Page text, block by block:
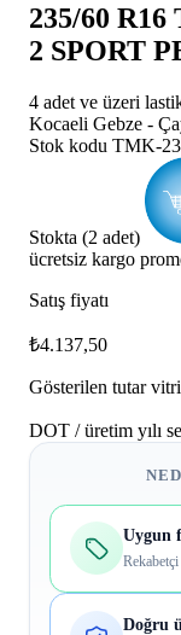
235/60
2 SPORT
4 adet ve üzeri
Kocaeli Gebze -
Stok kodu TMK-
Stokta (2 adet)
ücretsiz kargo
Satış fiyatı
₺4.137,50
Gösterilen tutar
DOT / üretim yılı
Uygun
Doğru